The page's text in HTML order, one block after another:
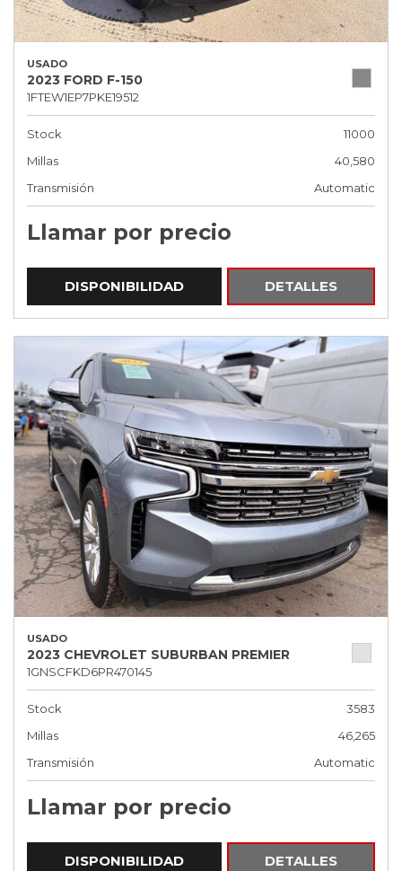
USADO
2023 FORD F-150
1FTEW1EP7PKE19512
Stock
11000
Millas
40,580
Transmisión
Automatic
Llamar por precio
DISPONIBILIDAD DETALLES
USADO
2023 CHEVROLET SUBURBAN PREMIER
1GNSCFKD6PR470145
Stock
3583
Millas
46,265
Transmisión
Automatic
Llamar por precio
DISPONIBILIDAD DETALLES